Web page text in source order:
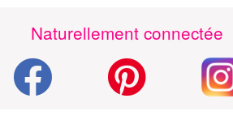
Naturellement connectée